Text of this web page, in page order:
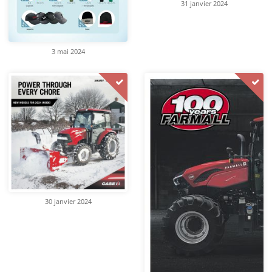
3 mai 2024
31 janvier 2024
30 janvier 2024